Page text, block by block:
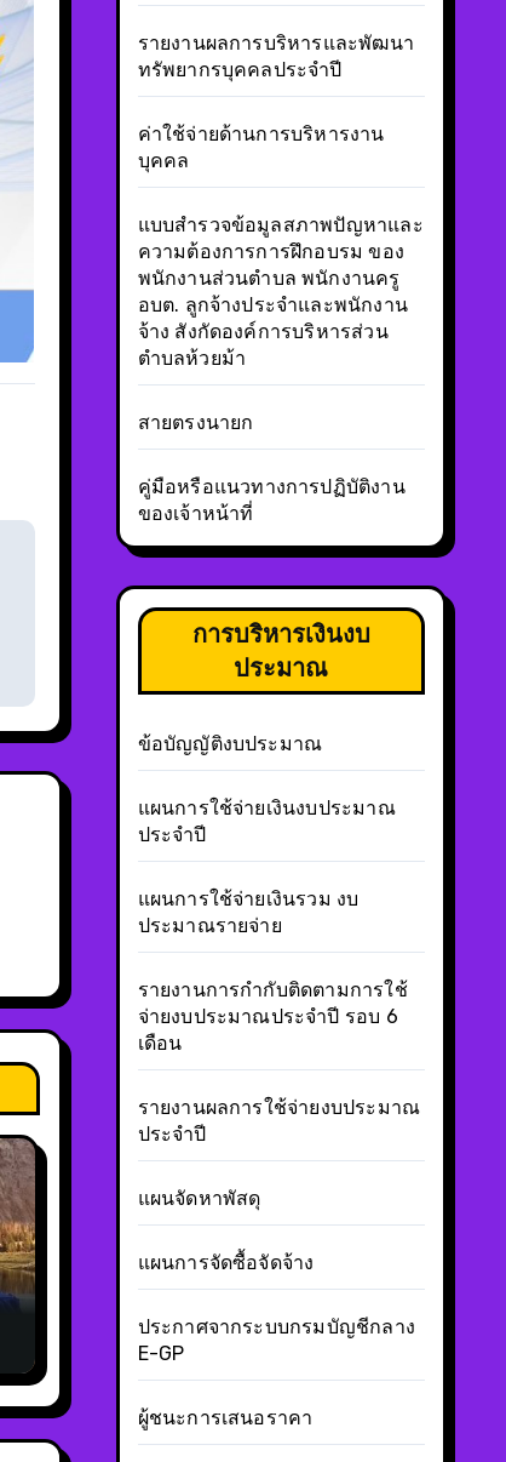
รายงานผลการบริหารและพัฒนา
ทรัพยากรบุคคลประจำปี
ค่าใช้จ่ายด้านการบริหารงาน
บุคคล
แบบสำรวจข้อมูลสภาพปัญหาและ
ความต้องการการฝึกอบรม ของ
พนักงานส่วนตำบล พนักงานครู
อบต. ลูกจ้างประจำและพนักงาน
จ้าง สังกัดองค์การบริหารส่วน
ตำบลห้วยม้า
สายตรงนายก
คู่มือหรือแนวทางการปฏิบัติงาน
ของเจ้าหน้าที่
การบริหารเงินงบ
ประมาณ
ข้อบัญญัติงบประมาณ
แผนการใช้จ่ายเงินงบประมาณ
ประจำปี
แผนการใช้จ่ายเงินรวม งบ
ประมาณรายจ่าย
รายงานการกำกับติดตามการใช้
จ่ายงบประมาณประจำปี รอบ 6
เดือน
รายงานผลการใช้จ่ายงบประมาณ
ประจำปี
แผนจัดหาพัสดุ
แผนการจัดซื้อจัดจ้าง
ประกาศจากระบบกรมบัญชีกลาง
E-GP
ผู้ชนะการเสนอราคา